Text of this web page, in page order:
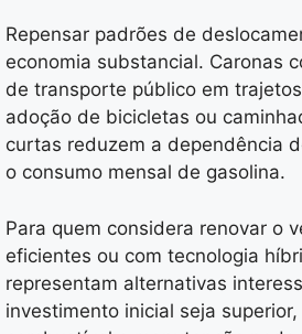
Repensar padrões de
economia substancial. Caronas
de transporte público em
adoção de bicicletas ou
curtas reduzem a dependência
o consumo mensal de gasolina.
Para quem considera renovar o
eficientes ou com tecnologia
representam alternativas
investimento inicial seja